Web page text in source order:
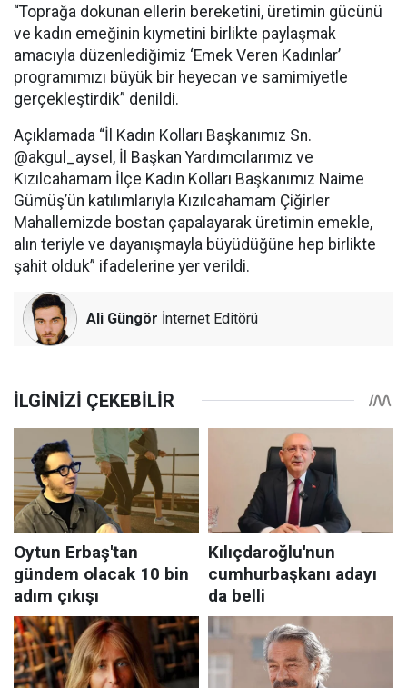
“Toprağa dokunan ellerin bereketini, üretimin gücünü
ve kadın emeğinin kıymetini birlikte paylaşmak
amacıyla düzenlediğimiz ‘Emek Veren Kadınlar’
programımızı büyük bir heyecan ve samimiyetle
gerçekleştirdik” denildi.
Açıklamada “İl Kadın Kolları Başkanımız Sn.
@akgul_aysel, İl Başkan Yardımcılarımız ve
Kızılcahamam İlçe Kadın Kolları Başkanımız Naime
Gümüş’ün katılımlarıyla Kızılcahamam Çiğirler
Mahallemizde bostan çapalayarak üretimin emekle,
alın teriyle ve dayanışmayla büyüdüğüne hep birlikte
şahit olduk” ifadelerine yer verildi.
Ali Güngör İnternet Editörü